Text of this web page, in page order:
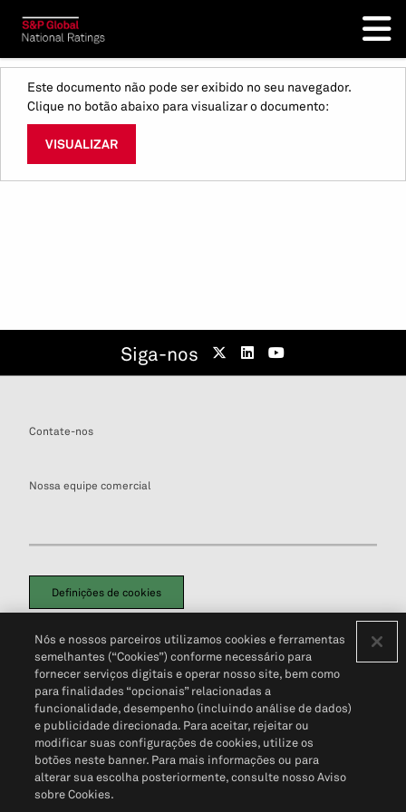
Este documento não pode ser exibido no seu navegador.
Clique no botão abaixo para visualizar o documento:
VISUALIZAR
Siga-nos
Contate-nos
Nossa equipe comercial
Definições de cookies
Política de PrivacidadePortal de privacidade do cliente (em inglês)
Não Venda Minhas Informações Pessoais© 2026 S&P Global
Nós e nossos parceiros utilizamos cookies e ferramentas
semelhantes (“Cookies”) conforme necessário para
fornecer serviços digitais e operar nosso site, bem como
para finalidades “opcionais” relacionadas a
funcionalidade, desempenho (incluindo análise de dados)
e publicidade direcionada. Para aceitar, rejeitar ou
modificar suas configurações de cookies, utilize os
botões neste banner. Para mais informações ou para
alterar sua escolha posteriormente, consulte nosso Aviso
sobre Cookies.